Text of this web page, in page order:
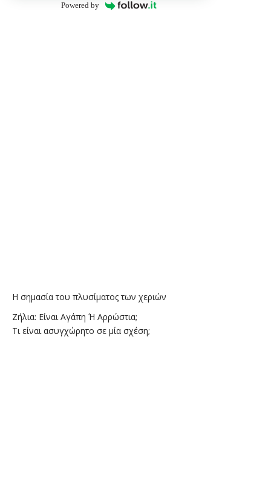
Powered by
Η σημασία του πλυσίματος των χεριών
Ζήλια: Είναι Αγάπη Ή Αρρώστια;
Τι είναι ασυγχώρητο σε μία σχέση;